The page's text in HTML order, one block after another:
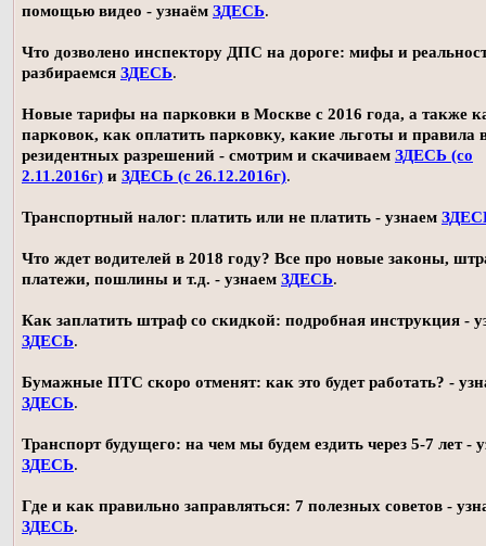
помощью видео - узнаём ЗДЕСЬ.
Что дозволено инспектору ДПС на дороге: мифы и
разбираемся ЗДЕСЬ.
Новые тарифы на парковки в Москве с 2016 года, а также
парковок, как оплатить парковку, какие льготы и правила
резидентных разрешений - смотрим и скачиваем ЗДЕСЬ (со
2.11.2016г) и ЗДЕСЬ (с 26.12.2016г).
Транспортный налог: платить или не платить - узнаем
Что ждет водителей в 2018 году? Все про новые законы,
платежи, пошлины и т.д. - узнаем ЗДЕСЬ.
Как заплатить штраф со скидкой: подробная инструкция -
ЗДЕСЬ.
Бумажные ПТС скоро отменят: как это будет работать? -
ЗДЕСЬ.
Транспорт будущего: на чем мы будем ездить через 5-7 лет -
ЗДЕСЬ.
Где и как правильно заправляться: 7 полезных советов -
ЗДЕСЬ.